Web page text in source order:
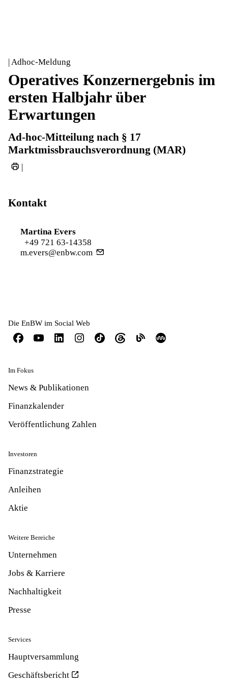
| Adhoc-Meldung
Operatives Konzernergebnis im
ersten Halbjahr über
Erwartungen
Ad-hoc-Mitteilung nach § 17
Marktmissbrauchsverordnung (MAR)
|
Kontakt
Martina Evers
+49 721 63-14358
m.evers@enbw.com
Die EnBW im Social Web
Im Fokus
News & Publikationen
Finanzkalender
Veröffentlichung Zahlen
Investoren
Finanzstrategie
Anleihen
Aktie
Weitere Bereiche
Unternehmen
Jobs & Karriere
Nachhaltigkeit
Presse
Services
Hauptversammlung
Geschäftsbericht